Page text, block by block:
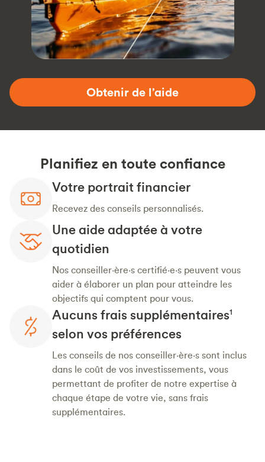
Obtenir de l’aide
Planifiez en toute confiance
Votre portrait financier
Recevez des conseils personnalisés.
Une aide adaptée à votre
quotidien
Nos conseiller·ère·s certifié·e·s peuvent vous
aider à élaborer un plan pour atteindre les
objectifs qui comptent pour vous.
Aucuns frais supplémentaires1
selon vos préférences
Les conseils de nos conseiller·ère·s sont inclus
dans le coût de vos investissements, vous
permettant de profiter de notre expertise à
chaque étape de votre vie, sans frais
supplémentaires.